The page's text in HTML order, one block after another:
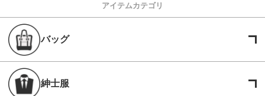
アイテムカテゴリ
バッグ
紳士服